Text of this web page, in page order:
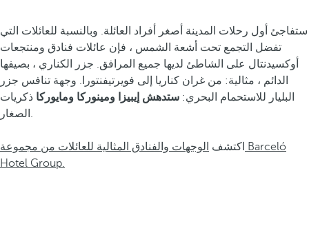
ستفاجئ أول رحلات المدينة أصغر أفراد العائلة. وبالنسبة للعائلات التي
تفضل التجمع تحت أشعة الشمس ، فإن عائلات فنادق ومنتجعات
أوكسيدنتال على الشاطئ لديها جميع المرافق. جزر الكناري ، بصيفها
الدائم ، مثالية: من غران كناريا إلى فويرتيفنتورا. وجهة تنافس جزر
البليار للاستحمام البحري: ستدهش إيبيزا ومينوركا ومايوركا ذكريات
الصغار.
اكتشف الوجهات والفنادق المثالية للعائلات من مجموعة Barceló
Hotel Group.